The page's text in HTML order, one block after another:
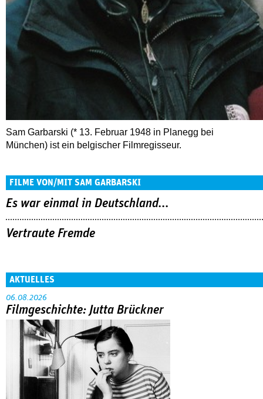
Sam Garbarski (* 13. Februar 1948 in Planegg bei
München) ist ein belgischer Filmregisseur.
FILME VON/MIT SAM GARBARSKI
Es war einmal in Deutschland...
Vertraute Fremde
AKTUELLES
06.08.2026
Filmgeschichte: Jutta Brückner